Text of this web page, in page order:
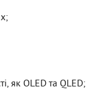
як OLED та QLED;